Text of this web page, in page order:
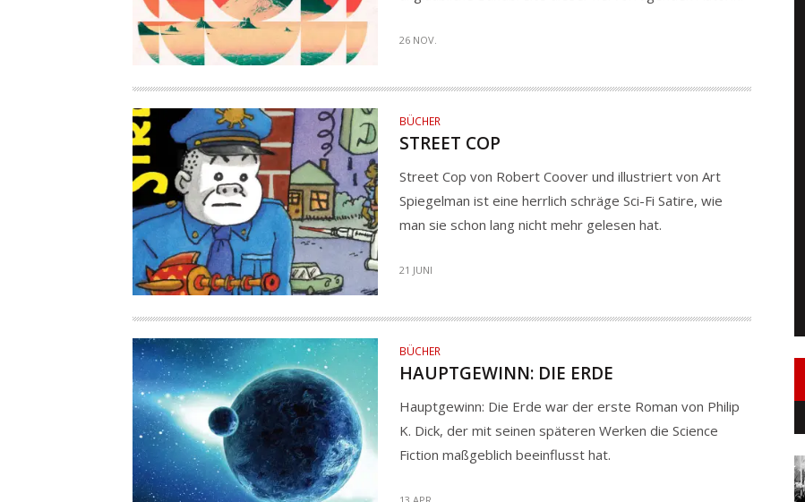
26 NOV.
BÜCHER
STREET COP
Street Cop von Robert Coover und illustriert von Art
Spiegelman ist eine herrlich schräge Sci-Fi Satire, wie
man sie schon lang nicht mehr gelesen hat.
21 JUNI
BÜCHER
HAUPTGEWINN: DIE ERDE
Hauptgewinn: Die Erde war der erste Roman von Philip
K. Dick, der mit seinen späteren Werken die Science
Fiction maßgeblich beeinflusst hat.